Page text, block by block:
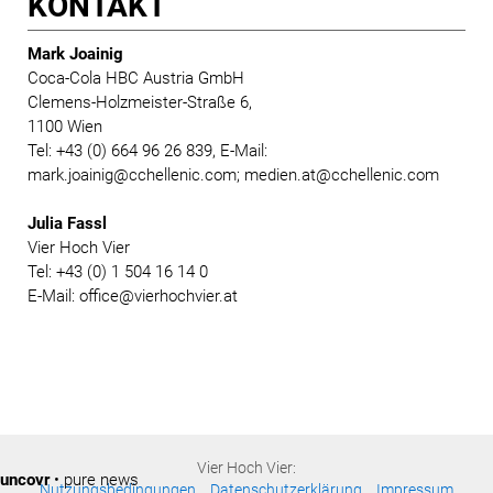
Mark Joainig
Coca-Cola HBC Austria GmbH
Clemens-Holzmeister-Straße 6,
1100 Wien
Tel: +43 (0) 664 96 26 839, E-Mail:
mark.joainig@cchellenic.com; medien.at@cchellenic.com
Julia Fassl
Vier Hoch Vier
Tel: +43 (0) 1 504 16 14 0
E-Mail: office@vierhochvier.at
Vier Hoch Vier:
Nutzungsbedingungen
Datenschutzerklärung Impressum
uncovr• pure news